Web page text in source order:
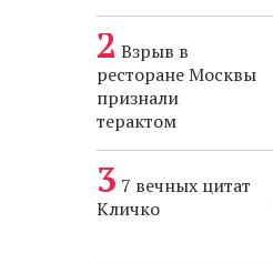
Взрыв в
ресторане Москвы
признали
терактом
7 вечных цитат
Кличко